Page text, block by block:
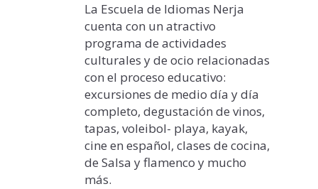
La Escuela de Idiomas Nerja
cuenta con un atractivo
programa de actividades
culturales y de ocio relacionadas
con el proceso educativo:
excursiones de medio día y día
completo, degustación de vinos,
tapas, voleibol- playa, kayak,
cine en español, clases de cocina,
de Salsa y flamenco y mucho
más.